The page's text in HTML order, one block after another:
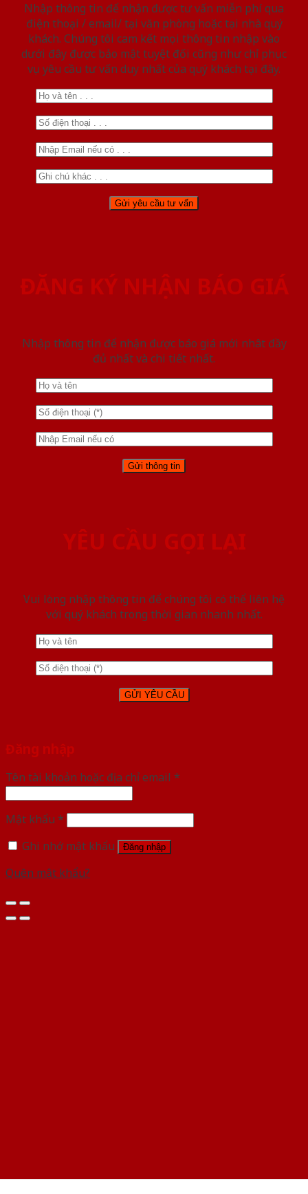
Nhập thông tin để nhận được tư vấn miễn phí qua
điện thoại / email/ tại văn phòng hoặc tại nhà quý
khách. Chúng tôi cam kết mọi thông tin nhập vào
dưới đây được bảo mật tuyệt đối cũng như chỉ phục
vụ yêu cầu tư vấn duy nhất của quý khách tại đây.
ĐĂNG KÝ NHẬN BÁO GIÁ
Nhập thông tin để nhận được báo giá mới nhât đầy
đủ nhất và chi tiết nhất.
YÊU CẦU GỌI LẠI
Vui lòng nhập thông tin để chúng tôi có thể liên hệ
với quý khách trong thời gian nhanh nhất.
Đăng nhập
Tên tài khoản hoặc địa chỉ email *
Mật khẩu *
Ghi nhớ mật khẩu
Đăng nhập
Quên mật khẩu?